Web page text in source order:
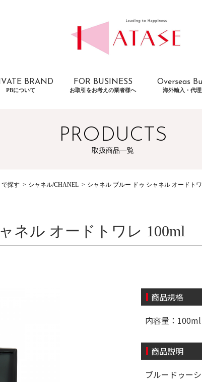
BRAND
PBについて
FOR BUSINESS
お取引をお考えの業者様へ
Overseas
海外輸入・代
PRODUCTS
取扱商品一覧
で探す シャネル/CHANEL シャネル ブルー ドゥ シャネル オードト
ネル オードトワレ 100ml
商品規格
内容量：100ml
商品説明
ブルードゥー